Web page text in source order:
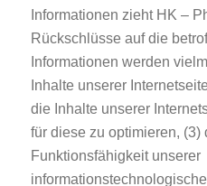
Informationen zieht HK –
Rückschlüsse auf die
Informationen werden
Inhalte unserer
die Inhalte unserer
für diese zu optimieren, (3)
Funktionsfähigkeit unserer